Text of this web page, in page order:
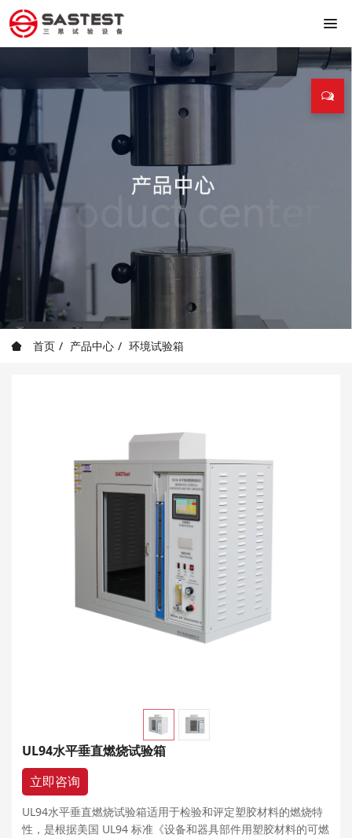
首页 产品中心 环境试验箱
UL94水平垂直燃烧试验箱
立即咨询
UL94水平垂直燃烧试验箱适用于检验和评定塑胶材料的燃烧特
性，是根据美国 UL94 标准《设备和器具部件用塑胶材料的可燃